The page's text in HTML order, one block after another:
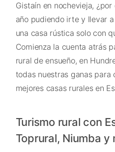
Gistaín en nochevieja,
año pudiendo irte y llevar
una casa rústica solo con
Comienza la cuenta atrás
rural de ensueño, en
todas nuestras ganas para
mejores casas rurales en
Turismo rural con
Toprural, Niumba y